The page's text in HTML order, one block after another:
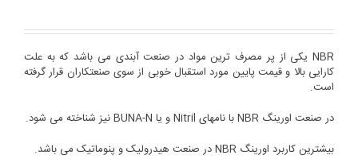
NBR یکی از پر مصرف ترین مواد در صنعت آبندی می باشد که به علت
کارایی بالا و قیمت پایین مورد استقبال خوبی از سوی صنعتکاران قرار گرفته
است.
در صنعت اورینگ NBR با نامهای Nitril و یا BUNA-N نیز شناخته می شود.
بیشترین کاربرد اورینگ NBR در صنعت هیدرولیک و پنوماتیک می باشد.